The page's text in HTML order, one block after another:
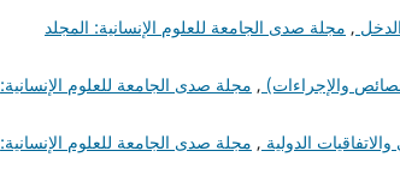
, مجلة صدى الجامعة للعلوم الإنسانية: المجلد
والإجراءات) , مجلة صدى الجامعة للعلوم الإنسانية:
الدولية , مجلة صدى الجامعة للعلوم الإنسانية: